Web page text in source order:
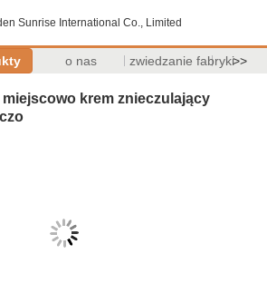
Sunrise International Co., Limited
o nas zwiedzanie fabryki>>
miejscowo krem ​​znieczulający